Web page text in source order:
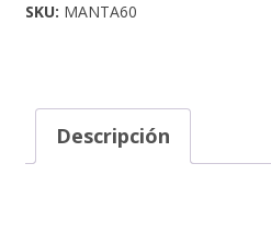
SKU: MANTA60
Descripción